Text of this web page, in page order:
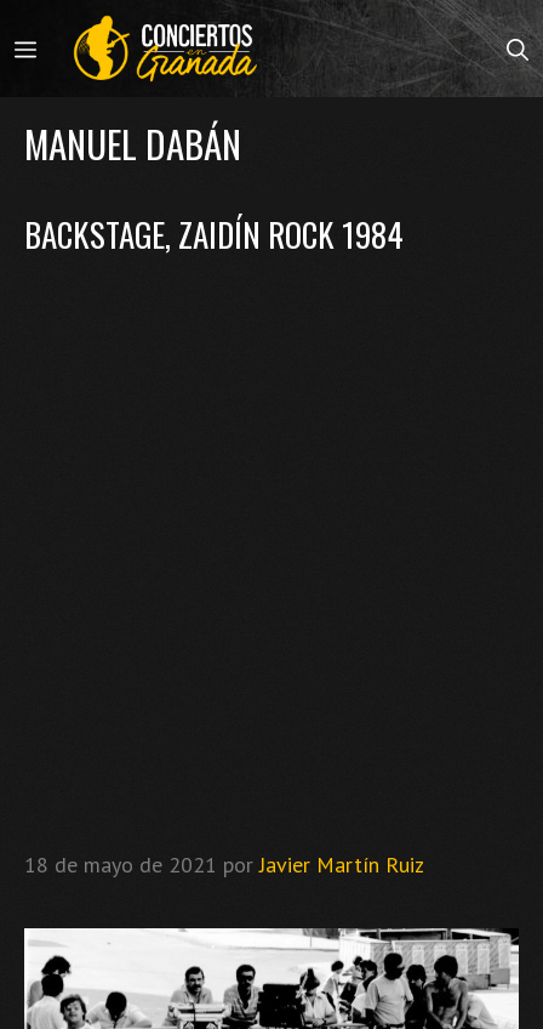
al
contenido
MENÚ
MANUEL DABÁN
BACKSTAGE, ZAIDÍN ROCK 1984
18 de mayo de 2021 porJavier Martín Ruiz